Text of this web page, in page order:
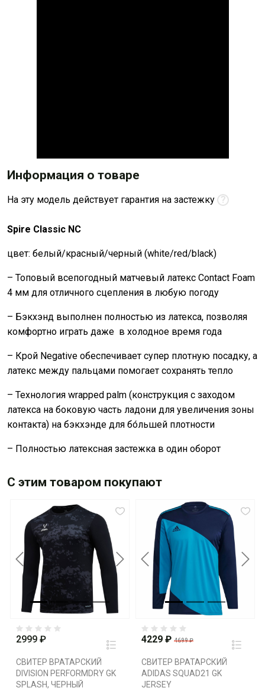
Информация о товаре
На эту модель действует гарантия на застежку ?
Spire Classic NC
цвет: белый/красный/черный (white/red/black)
– Топовый всепогодный матчевый латекс Contact Foam
4 мм для отличного сцепления в любую погоду
– Бэкхэнд выполнен полностью из латекса, позволяя
комфортно играть даже в холодное время года
– Крой Negative обеспечивает супер плотную посадку, а
латекс между пальцами помогает сохранять тепло
– Технология wrapped palm (конструкция с заходом
латекса на боковую часть ладони для увеличения зоны
контакта) на бэкхэнде для бо́льшей плотности
– Полностью латексная застежка в один оборот
С этим товаром покупают
Previous Next
2999 ₽
СВИТЕР ВРАТАРСКИЙ
DIVISION PERFORMDRY GK
SPLASH, ЧЕРНЫЙ
Previous Next
4229 ₽ 4699 ₽
СВИТЕР ВРАТАРСКИЙ
ADIDAS SQUAD21 GK
JERSEY